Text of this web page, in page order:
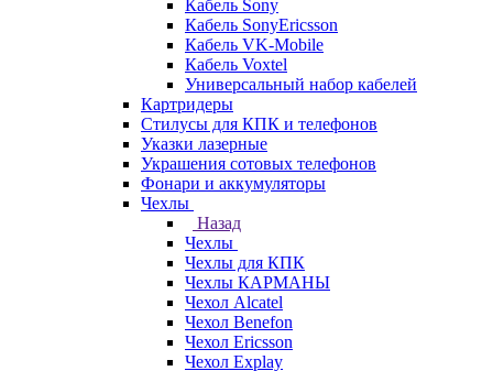
Кабель Sony
Кабель SonyEricsson
Кабель VK-Mobile
Кабель Voxtel
Универсальный набор кабелей
Картридеры
Стилусы для КПК и телефонов
Указки лазерные
Украшения сотовых телефонов
Фонари и аккумуляторы
Чехлы
Назад
Чехлы
Чехлы для КПК
Чехлы КАРМАНЫ
Чехол Alcatel
Чехол Benefon
Чехол Ericsson
Чехол Explay